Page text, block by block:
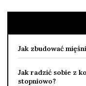
Jak zbudować
Jak radzić sobie z
stopniowo?